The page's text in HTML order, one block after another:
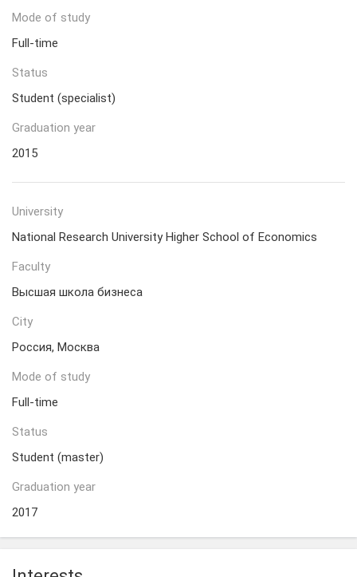
Mode of study
Full-time
Status
Student (specialist)
Graduation year
2015
University
National Research University Higher School of Economics
Faculty
Высшая школа бизнеса
City
Россия, Москва
Mode of study
Full-time
Status
Student (master)
Graduation year
2017